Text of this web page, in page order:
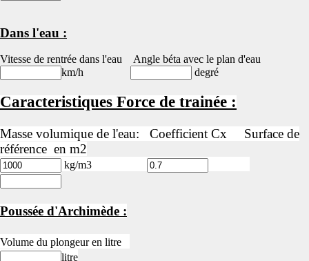
Dans l'eau :
Vitesse de rentrée dans l'eau Angle béta avec le plan d'eau
km/h
degré
Caracteristiques Force de trainée :
Masse volumique de l'eau: Coefficient Cx Surface de
référence en m2
kg/m3
Poussée d'Archimède :
Volume du plongeur en litre
litre